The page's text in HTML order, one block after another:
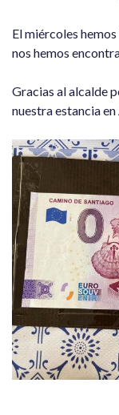
El miércoles
nos hemos
Gracias al alcalde
nuestra estancia en